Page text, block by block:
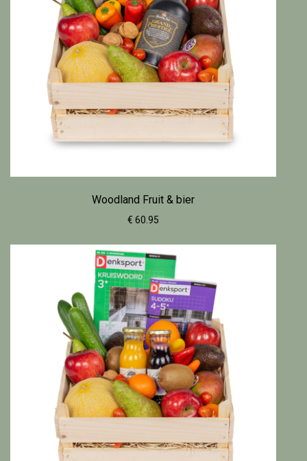
Woodland Fruit & bier
€ 60.95